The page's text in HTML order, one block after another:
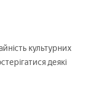
культурних
деякі